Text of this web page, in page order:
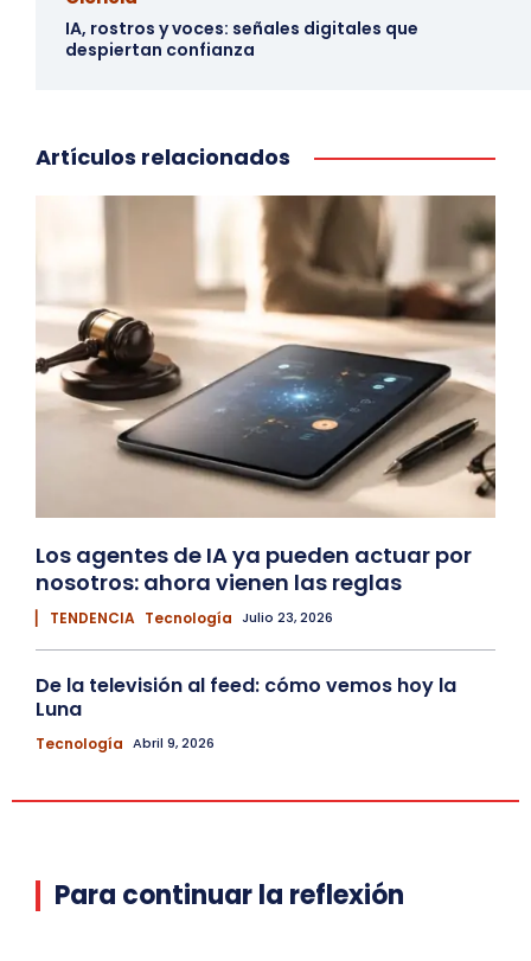
IA, rostros y voces: señales digitales que
despiertan confianza
Artículos relacionados
Los agentes de IA ya pueden actuar por
nosotros: ahora vienen las reglas
▏ TENDENCIA Tecnología Julio 23, 2026
De la televisión al feed: cómo vemos hoy la
Luna
Tecnología Abril 9, 2026
Para continuar la reflexión